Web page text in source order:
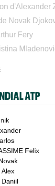
et pour 1 an,
au genou...
son récital et
d'Alexander
Novak
Fery
ATP
Felix
Alex
Daniil